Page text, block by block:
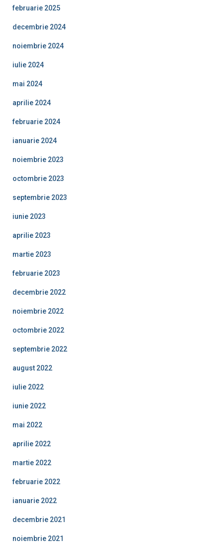
februarie 2025
decembrie 2024
noiembrie 2024
iulie 2024
mai 2024
aprilie 2024
februarie 2024
ianuarie 2024
noiembrie 2023
octombrie 2023
septembrie 2023
iunie 2023
aprilie 2023
martie 2023
februarie 2023
decembrie 2022
noiembrie 2022
octombrie 2022
septembrie 2022
august 2022
iulie 2022
iunie 2022
mai 2022
aprilie 2022
martie 2022
februarie 2022
ianuarie 2022
decembrie 2021
noiembrie 2021